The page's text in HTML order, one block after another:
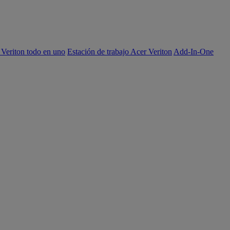
todo en uno Estación de trabajo Acer Veriton Add-In-One